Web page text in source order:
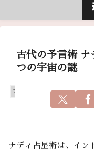
古代の予言術 ナ
つの宇宙の謎
アガスティアの葉
ナディ占星術は、イン